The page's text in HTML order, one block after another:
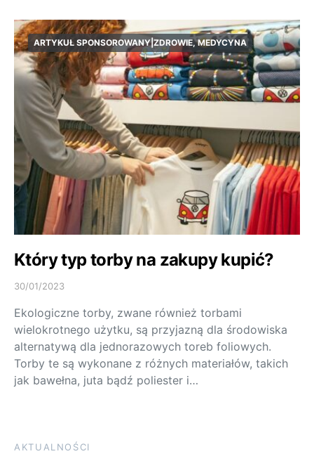
ARTYKUŁ SPONSOROWANY|ZDROWIE, MEDYCYNA
Który typ torby na zakupy kupić?
30/01/2023
Ekologiczne torby, zwane również torbami
wielokrotnego użytku, są przyjazną dla środowiska
alternatywą dla jednorazowych toreb foliowych.
Torby te są wykonane z różnych materiałów, takich
jak bawełna, juta bądź poliester i…
AKTUALNOŚCI